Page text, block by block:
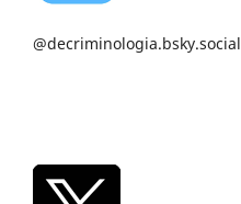
@decriminologia.bsky.social